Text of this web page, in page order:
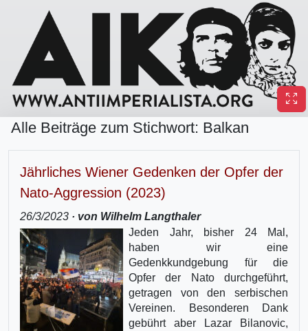
Alle Beiträge zum Stichwort: Balkan
Jährliches Wiener Gedenken der Opfer der
Nato-Aggression (2023)
26/3/2023 · von Wilhelm Langthaler
Jeden Jahr, bisher 24 Mal,
haben wir eine
Gedenkkundgebung für die
Opfer der Nato durchgeführt,
getragen von den serbischen
Vereinen. Besonderen Dank
gebührt aber Lazar Bilanovic,